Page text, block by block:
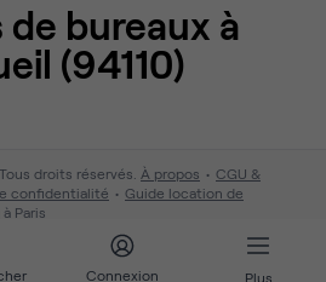
Connexion Plus
bureaux à
(94110)
droits réservés. À propos
CGU &
confidentialité
Guide location de
Paris